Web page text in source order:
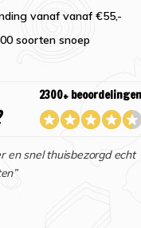
vanaf vanaf €55,-
soorten snoep
2300+ beoordelingen
en snel thuisbezorgd echt